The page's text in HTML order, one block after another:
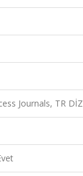
Journals, TR